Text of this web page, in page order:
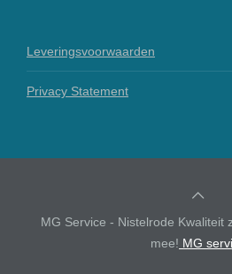
Leveringsvoorwaarden
Privacy Statement
MG Service - Nistelrode Kwaliteit
mee! MG